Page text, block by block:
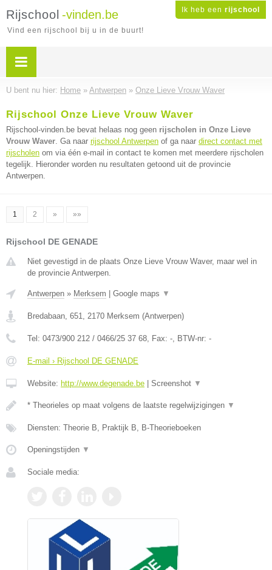
Ik heb een rijschool
Rijschool -vinden.be
Vind een rijschool bij u in de buurt!
U bent nu hier: Home » Antwerpen » Onze Lieve Vrouw Waver
Rijschool Onze Lieve Vrouw Waver
Rijschool-vinden.be bevat helaas nog geen rijscholen in Onze Lieve
Vrouw Waver. Ga naar rijschool Antwerpen of ga naar direct contact met
rijscholen om via één e-mail in contact te komen met meerdere rijscholen
tegelijk. Hieronder worden nu resultaten getoond uit de provincie
Antwerpen.
1 2 » »»
Rijschool DE GENADE
Niet gevestigd in de plaats Onze Lieve Vrouw Waver, maar wel in
de provincie Antwerpen.
Antwerpen » Merksem Google maps ▼
Bredabaan, 651, 2170 Merksem (Antwerpen)
Tel: 0473/900 212 / 0466/25 37 68, Fax: -, BTW-nr: -
E-mail › Rijschool DE GENADE
Website: http://www.degenade.be Screenshot ▼
* Theorieles op maat volgens de laatste regelwijzigingen ▼
Diensten: Theorie B, Praktijk B, B-Theorieboeken
Openingstijden ▼
Sociale media: